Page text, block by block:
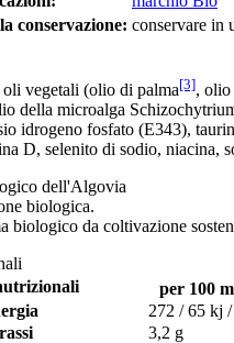
conservazione: conservare in
oli vegetali (olio di palma[3], olio
della microalga
idrogeno fosfato (E343),
D, selenito di sodio, niacina,
dell'Algovia
biologica.
biologico da coltivazione
per 100
272 / 65 kj
3,2 g